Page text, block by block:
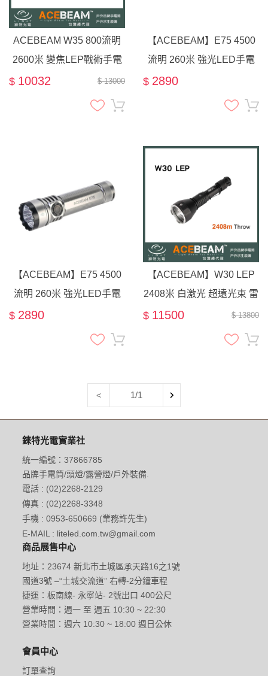
ACEBEAM W35 800流明
2600米 變焦LEP戰術手電
筒 聚泛高亮遠射 TYPE-C
$ 13000
$ 10032
【ACEBEAM】E75 4500
流明 260米 強光LED手電
筒 EDC 尾部磁吸 21700電
$ 2890
【ACEBEAM】E75 4500
流明 260米 強光LED手電
筒 EDC 尾部磁吸 21700電
$ 2890
【ACEBEAM】W30 LEP
2408米 白激光 超遠光束 雷
射手電筒 500流明 / 潛水手
電筒 水下100米
$ 13800
$ 11500
< 1/1
錸特光電實業社
統一編號：37866785
品牌手電筒/頭燈/露營燈/戶外裝備.
電話 : (02)2268-2129
傳真 : (02)2268-3348
手機 : 0953-650669 (業務許先生)
E-MAIL : liteled.com.tw@gmail.com
商品展售中心
地址：23674 新北市土城區承天路16之1號
國道3號 –“土城交流道” 右轉-2分鐘車程
捷運：板南線- 永寧站- 2號出口 400公尺
營業時間：週一 至 週五 10:30 ~ 22:30
營業時間：週六 10:30 ~ 18:00 週日公休
會員中心
訂單查詢